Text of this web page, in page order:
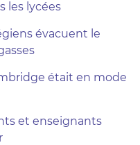
les lycées
évacuent le
était en mode
et enseignants